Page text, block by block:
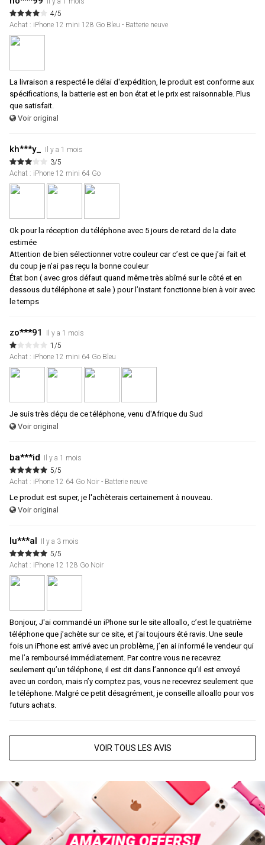
4/5
Achat : iPhone 12 mini 128 Go Bleu - Batterie neuve
La livraison a respecté le délai d'expédition, le produit est conforme aux
spécifications, la batterie est en bon état et le prix est raisonnable. Plus
que satisfait.
Voir original
kh***y_
Il y a 1 mois
3/5
Achat : iPhone 12 mini 64 Go
Ok pour la réception du téléphone avec 5 jours de retard de la date
estimée
Attention de bien sélectionner votre couleur car c’est ce que j’ai fait et
du coup je n’ai pas reçu la bonne couleur
État bon ( avec gros défaut quand même très abîmé sur le côté et en
dessous du téléphone et sale ) pour l’instant fonctionne bien à voir avec
le temps
zo***91
Il y a 1 mois
1/5
Achat : iPhone 12 mini 64 Go Bleu
Je suis très déçu de ce téléphone, venu d'Afrique du Sud
Voir original
ba***id
Il y a 1 mois
5/5
Achat : iPhone 12 64 Go Noir - Batterie neuve
Le produit est super, je l'achèterais certainement à nouveau.
Voir original
lu***al
Il y a 3 mois
5/5
Achat : iPhone 12 128 Go Noir
Bonjour, J'ai commandé un iPhone sur le site alloallo, c’est le quatrième
téléphone que j’achète sur ce site, et j’ai toujours été ravis. Une seule
fois un iPhone est arrivé avec un problème, j’en ai informé le vendeur qui
me l’a remboursé immédiatement. Par contre vous ne recevrez
seulement qu’un téléphone, il est dit dans l’annonce qu’il est envoyé
avec un cordon, mais n’y comptez pas, vous ne recevrez seulement que
le téléphone. Malgré ce petit désagrément, je conseille alloallo pour vos
futurs achats.
VOIR TOUS LES AVIS